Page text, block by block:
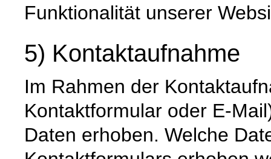
Funktionalität unserer
5) Kontaktaufnahme
Im Rahmen der
Kontaktformular oder E-
Daten erhoben. Welche